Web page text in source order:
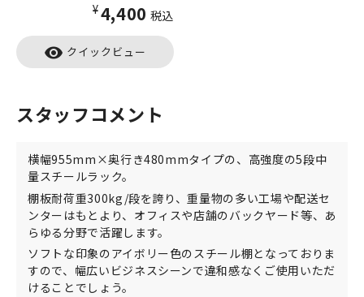
¥4,400 税込
visibility クイックビュー
スタッフコメント
横幅955mm×奥行き480mmタイプの、高強度の5段中
量スチールラック。
棚板耐荷重300kg/段を誇り、重量物の多い工場や配送セ
ンターはもとより、オフィスや店舗のバックヤード等、あ
らゆる分野で活躍します。
ソフトな印象のアイボリー色のスチール棚となっておりま
すので、幅広いビジネスシーンで違和感なくご使用いただ
けることでしょう。